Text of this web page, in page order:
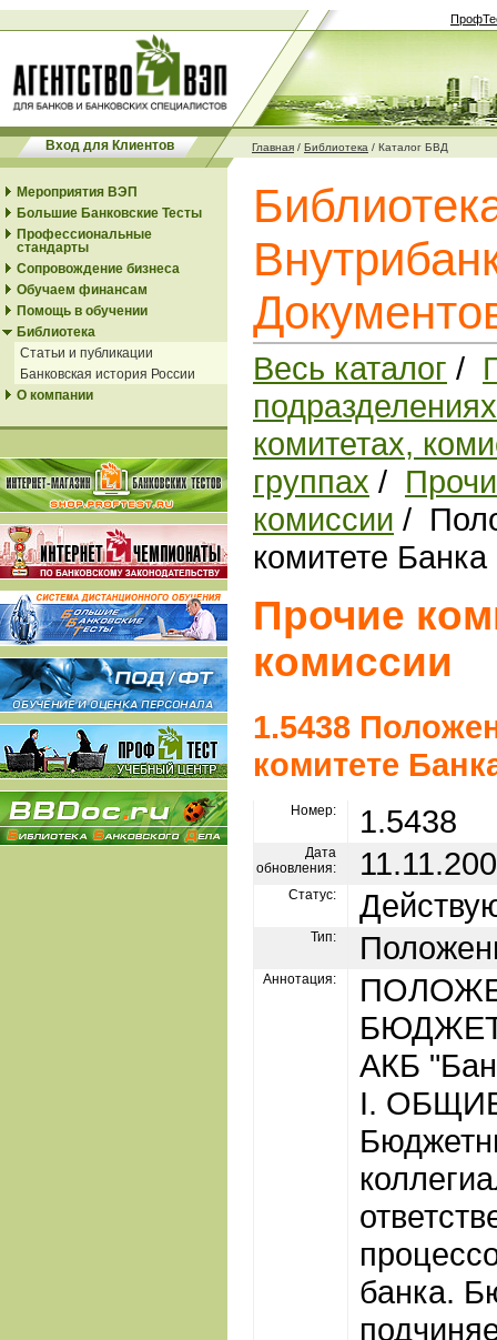
Вход для Клиентов Главная / Библиотека / Каталог БВД
Мероприятия ВЭП
Большие Банковские Тесты
Профессиональные
стандарты
Сопровождение бизнеса
Обучаем финансам
Помощь в обучении
Библиотека
Статьи и публикации
Банковская история России
О компании
Весь каталог /
подразделениях
комитетах,
группах /
комиссии /
комитете Банка
Прочие
комиссии
1.5438
комитете
Номер: 1.5438
Дата
обновления:
Статус:
Тип:
Аннотация:
АКБ
I.
банка.